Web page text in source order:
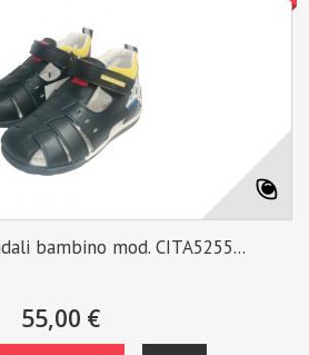
bambino mod. CITA5255...
55,00 €